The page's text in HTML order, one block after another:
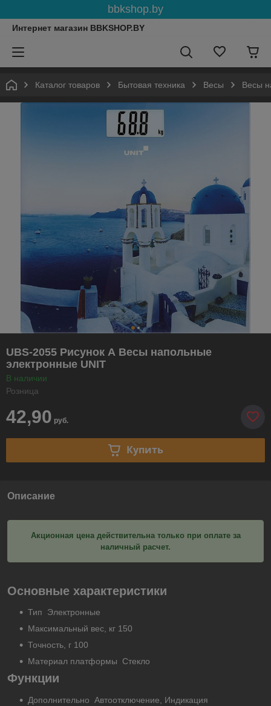
bbkshop.by
Интернет магазин BBKSHOP.BY
Каталог товаров Бытовая техника Весы Весы
UBS-2055 Рисунок А Весы напольные
электронные UNIT
В наличии
Розница
42,90 руб.
Купить
Описание
Акционная цена действительна только при оплате за
наличный расчет.
Основные характеристики
Тип Электронные
Максимальный вес, кг 150
Точность, г 100
Материал платформы Стекло
Функции
Дополнительно Автоотключение, Индикация